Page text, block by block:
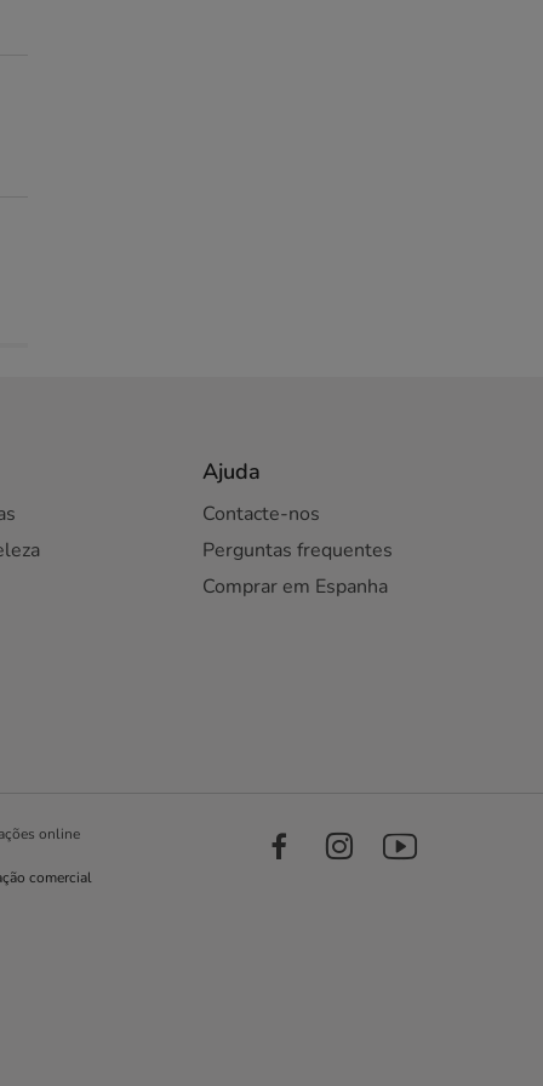
Ajuda
Contacte-nos
Perguntas frequentes
Comprar em Espanha
online
comercial